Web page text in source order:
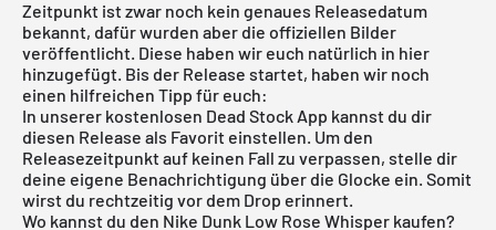
Zeitpunkt ist zwar noch kein genaues Releasedatum
bekannt, dafür wurden aber die offiziellen Bilder
veröffentlicht. Diese haben wir euch natürlich in hier
hinzugefügt. Bis der Release startet, haben wir noch
einen hilfreichen Tipp für euch:
In unserer kostenlosen Dead Stock App kannst du dir
diesen Release als Favorit einstellen. Um den
Releasezeitpunkt auf keinen Fall zu verpassen, stelle dir
deine eigene Benachrichtigung über die Glocke ein. Somit
wirst du rechtzeitig vor dem Drop erinnert.
Wo kannst du den Nike Dunk Low Rose Whisper kaufen?